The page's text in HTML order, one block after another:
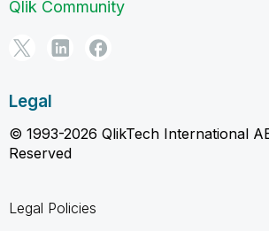
Qlik Community
Legal
© 1993-2026 QlikTech International
Reserved
Legal Policies